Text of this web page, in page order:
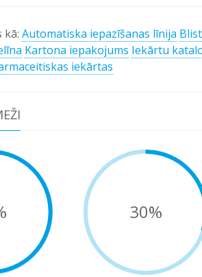
kā: Automatiska iepazīšanas līnija
Kartona iepakojums Iekārtu
iekārtas
30%